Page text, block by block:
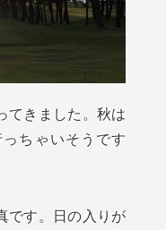
てきました。秋は
ちゃいそうです
です。日の入りが